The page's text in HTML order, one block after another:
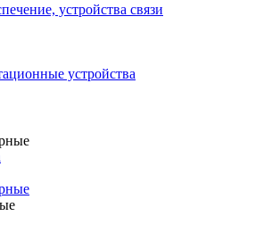
устройства связи
устройства